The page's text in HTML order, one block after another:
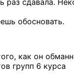
раз сдавала.
обосновать.
как он
групп 6 курса